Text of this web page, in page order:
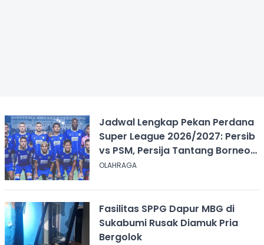
Jadwal Lengkap Pekan Perdana
Super League 2026/2027: Persib
vs PSM, Persija Tantang Borneo
FC
OLAHRAGA
Fasilitas SPPG Dapur MBG di
Sukabumi Rusak Diamuk Pria
Bergolok